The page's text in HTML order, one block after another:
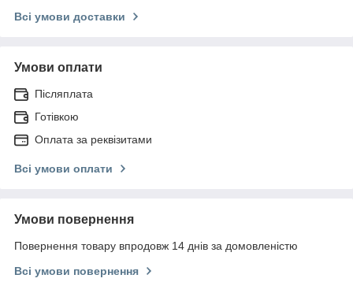
Всі умови доставки
Умови оплати
Післяплата
Готівкою
Оплата за реквізитами
Всі умови оплати
Умови повернення
Повернення товару впродовж 14 днів за домовленістю
Всі умови повернення